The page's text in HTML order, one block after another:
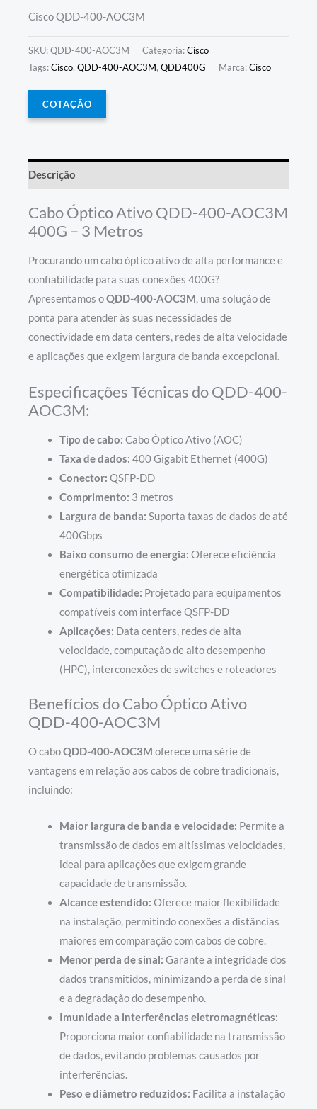
Cisco QDD-400-AOC3M
SKU:QDD-400-AOC3M Categoria:Cisco
Tags:Cisco, QDD-400-AOC3M, QDD400G Marca:Cisco
COTAÇÃO
Descrição
Cabo Óptico Ativo QDD-400-AOC3M
400G – 3 Metros
Procurando um cabo óptico ativo de alta performance e
confiabilidade para suas conexões 400G?
Apresentamos oQDD-400-AOC3M, uma solução de
ponta para atender às suas necessidades de
conectividade em data centers, redes de alta velocidade
e aplicações que exigem largura de banda excepcional.
Especificações Técnicas do QDD-400-
AOC3M:
Tipo de cabo: Cabo Óptico Ativo (AOC)
Taxa de dados: 400 Gigabit Ethernet (400G)
Conector: QSFP-DD
Comprimento: 3 metros
Largura de banda: Suporta taxas de dados de até
400Gbps
Baixo consumo de energia: Oferece eficiência
energética otimizada
Compatibilidade: Projetado para equipamentos
compatíveis com interface QSFP-DD
Aplicações: Data centers, redes de alta
velocidade, computação de alto desempenho
(HPC), interconexões de switches e roteadores
Benefícios do Cabo Óptico Ativo
QDD-400-AOC3M
O caboQDD-400-AOC3M oferece uma série de
vantagens em relação aos cabos de cobre tradicionais,
incluindo:
Maior largura de banda e velocidade: Permite a
transmissão de dados em altíssimas velocidades,
ideal para aplicações que exigem grande
capacidade de transmissão.
Alcance estendido: Oferece maior flexibilidade
na instalação, permitindo conexões a distâncias
maiores em comparação com cabos de cobre.
Menor perda de sinal: Garante a integridade dos
dados transmitidos, minimizando a perda de sinal
e a degradação do desempenho.
Imunidade a interferências eletromagnéticas:
Proporciona maior confiabilidade na transmissão
de dados, evitando problemas causados por
interferências.
Peso e diâmetro reduzidos: Facilita a instalação